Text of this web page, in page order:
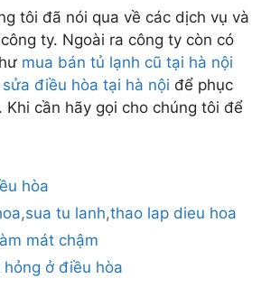
tôi đã nói qua về các dịch vụ và
ty. Ngoài ra công ty còn có
mua bán tủ lạnh cũ tại hà nội
sửa điều hòa tại hà nội để phục
Khi cần hãy gọi cho chúng tôi để
hòa
,sua tu lanh,thao lap dieu hoa
mát chậm
ở điều hòa